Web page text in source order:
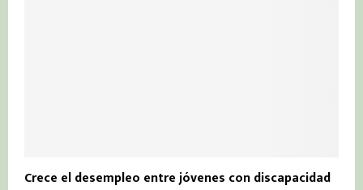
Crece el desempleo entre jóvenes con discapacidad